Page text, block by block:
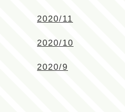
2020/11
2020/10
2020/9